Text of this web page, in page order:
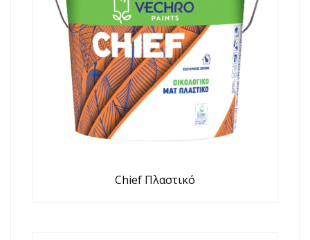
Chief Πλαστικό